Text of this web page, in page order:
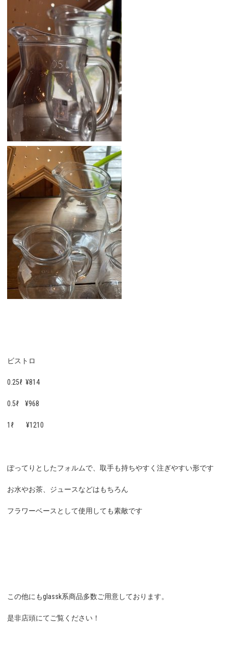
ビストロ
0.25ℓ ¥814
0.5ℓ ¥968
1ℓ ¥1210
ぽってりとしたフォルムで、取手も持ちやすく注ぎやすい形です
お水やお茶、ジュースなどはもちろん
フラワーベースとして使用しても素敵です
この他にもglassk系商品多数ご用意しております。
是非店頭にてご覧ください！